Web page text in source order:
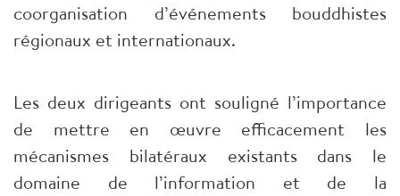
coorganisation d’événements bouddhistes
régionaux et internationaux.
Les deux dirigeants ont souligné l’importance
de mettre en œuvre efficacement les
mécanismes bilatéraux existants dans le
domaine de l’information et de la